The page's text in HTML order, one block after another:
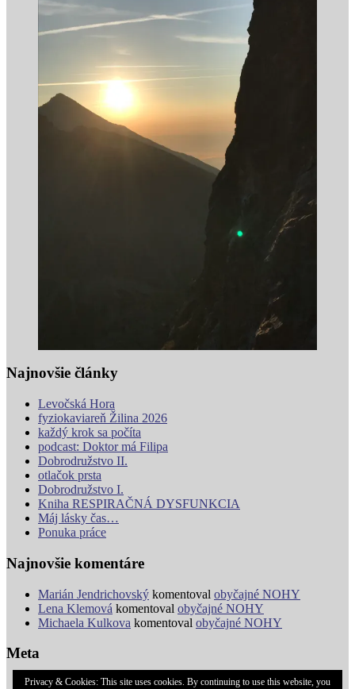
Najnovšie články
Levočská Hora
fyziokaviareň Žilina 2026
každý krok sa počíta
podcast: Doktor má Filipa
Dobrodružstvo II.
otlačok prsta
Dobrodružstvo I.
Kniha RESPIRAČNÁ DYSFUNKCIA
Máj lásky čas…
Ponuka práce
Najnovšie komentáre
Marián Jendrichovský komentoval obyčajné NOHY
Lena Klemová komentoval obyčajné NOHY
Michaela Kulkova komentoval obyčajné NOHY
Meta
Prihlásiť sa
Privacy & Cookies: This site uses cookies. By continuing to use this website, you